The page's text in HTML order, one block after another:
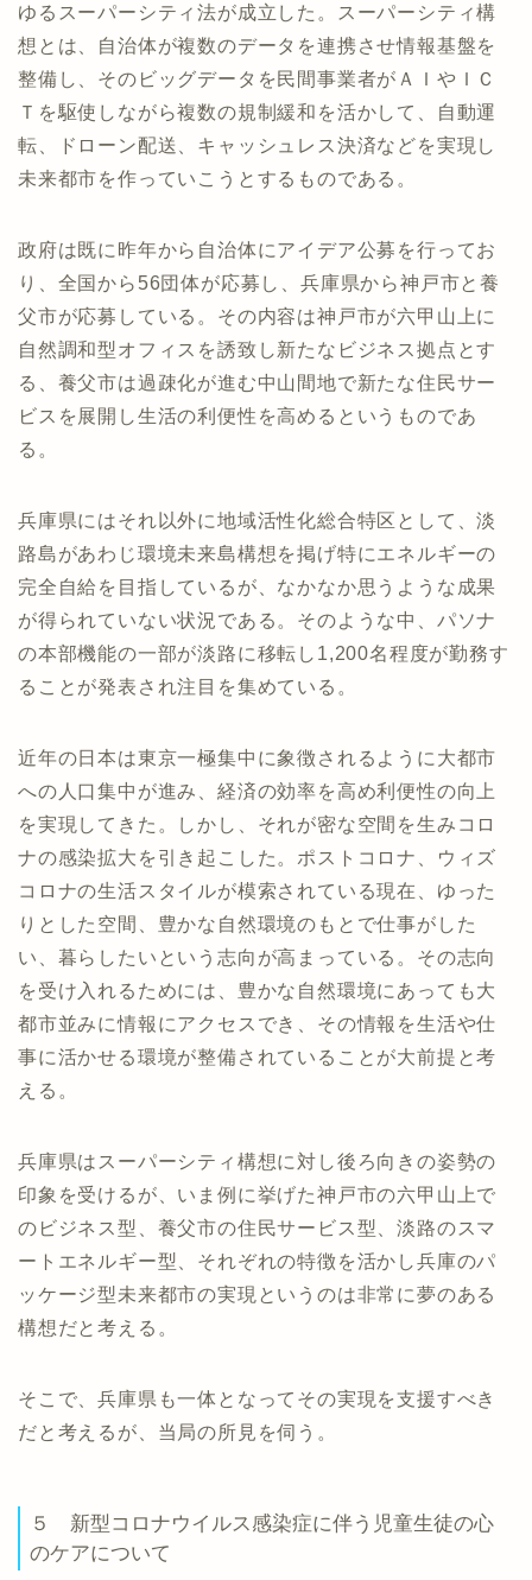
ゆるスーパーシティ法が成立した。スーパーシティ構
想とは、自治体が複数のデータを連携させ情報基盤を
整備し、そのビッグデータを民間事業者がＡＩやＩＣ
Ｔを駆使しながら複数の規制緩和を活かして、自動運
転、ドローン配送、キャッシュレス決済などを実現し
未来都市を作っていこうとするものである。
政府は既に昨年から自治体にアイデア公募を行ってお
り、全国から56団体が応募し、兵庫県から神戸市と養
父市が応募している。その内容は神戸市が六甲山上に
自然調和型オフィスを誘致し新たなビジネス拠点とす
る、養父市は過疎化が進む中山間地で新たな住民サー
ビスを展開し生活の利便性を高めるというものであ
る。
兵庫県にはそれ以外に地域活性化総合特区として、淡
路島があわじ環境未来島構想を掲げ特にエネルギーの
完全自給を目指しているが、なかなか思うような成果
が得られていない状況である。そのような中、パソナ
の本部機能の一部が淡路に移転し1,200名程度が勤務す
ることが発表され注目を集めている。
近年の日本は東京一極集中に象徴されるように大都市
への人口集中が進み、経済の効率を高め利便性の向上
を実現してきた。しかし、それが密な空間を生みコロ
ナの感染拡大を引き起こした。ポストコロナ、ウィズ
コロナの生活スタイルが模索されている現在、ゆった
りとした空間、豊かな自然環境のもとで仕事がした
い、暮らしたいという志向が高まっている。その志向
を受け入れるためには、豊かな自然環境にあっても大
都市並みに情報にアクセスでき、その情報を生活や仕
事に活かせる環境が整備されていることが大前提と考
える。
兵庫県はスーパーシティ構想に対し後ろ向きの姿勢の
印象を受けるが、いま例に挙げた神戸市の六甲山上で
のビジネス型、養父市の住民サービス型、淡路のスマ
ートエネルギー型、それぞれの特徴を活かし兵庫のパ
ッケージ型未来都市の実現というのは非常に夢のある
構想だと考える。
そこで、兵庫県も一体となってその実現を支援すべき
だと考えるが、当局の所見を伺う。
５ 新型コロナウイルス感染症に伴う児童生徒の心
のケアについて